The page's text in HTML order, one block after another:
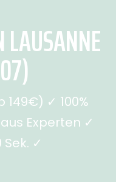
LAUSANNE
149€) ✓ 100%
Experten ✓
✓